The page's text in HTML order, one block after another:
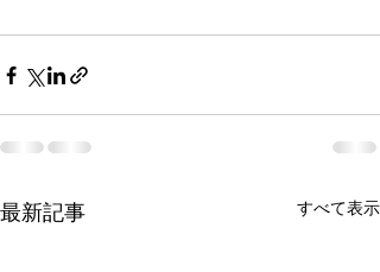
最新記事 すべて表示